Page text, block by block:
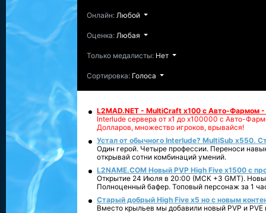
Онлайн: Любой
Оценка: Любая
Только медалисты: Нет
Сортировка: Голоса
L2MAD.NET - MultiCraft x100 с Авто-Фармом
Interlude сервера от х1 до х100000 с Авто-
Долларов, множество игроков, врывайся!
Устал от обычного Interlude? MultiSub x550.
Один герой. Четыре профессии. Переноси
открывай сотни комбинаций умений.
L2NAME.COM Новый PVP High Five x1500 с
Открытие 24 Июля в 20:00 (МСК +3 GMT).
Полноценный бафер. Топовый персонаж за 1
Старый добрый High Five x5 но с новым
Вместо крыльев мы добавили новый PVP и PVE